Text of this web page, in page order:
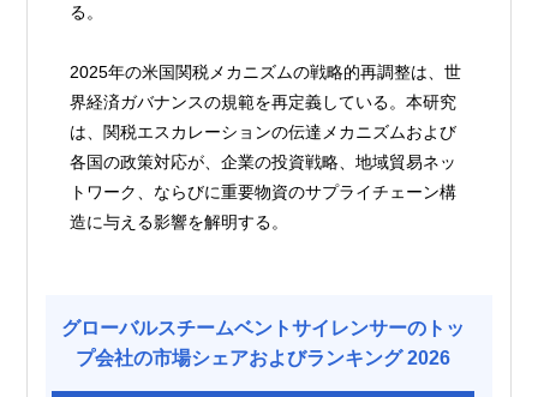
る。
2025年の米国関税メカニズムの戦略的再調整は、世
界経済ガバナンスの規範を再定義している。本研究
は、関税エスカレーションの伝達メカニズムおよび
各国の政策対応が、企業の投資戦略、地域貿易ネッ
トワーク、ならびに重要物資のサプライチェーン構
造に与える影響を解明する。
グローバルスチームベントサイレンサーのトッ
プ会社の市場シェアおよびランキング 2026